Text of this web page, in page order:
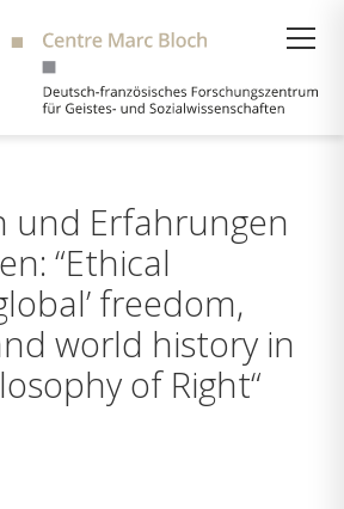
und Erfahrungen
“Ethical
freedom,
world history in
of Right“